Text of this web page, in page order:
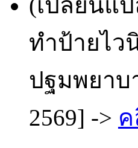
ทำป้ายไว
ปฐมพยาบ
2569] ->